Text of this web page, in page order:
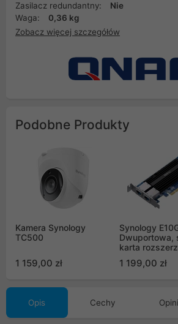
Zasilacz redundantny:
Nie
Waga:
0,36 kg
Zobacz więcej szczegółów
Podobne Produkty
Kamera Synology
TC500
1 159,00 zł
Synology
Dwuportowa,
karta
2x10GBASE-T
1 199,00 zł
Opis Cechy